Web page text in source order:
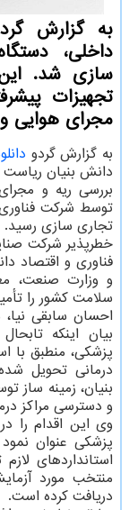
به گزارش
داخلی،
سازی شد.
تجهیزات
مجرای هوایی
به گزارش گردو
دانش بنیان ریاست
بررسی ریه و
توسط شرکت
تجاری سازی رسید.
خطرپذیر شرکت
فناوری و اقتصاد
و وزارت صنعت،
سلامت کشور را
احسان سابقی
پزشکی، منطبق با
درمانی تحویل
بنیان، زمینه
و دسترسی مراکز
وی این اقدام را
پزشکی عنوان
استانداردهای
منتخب مورد
دریافت کرده است.